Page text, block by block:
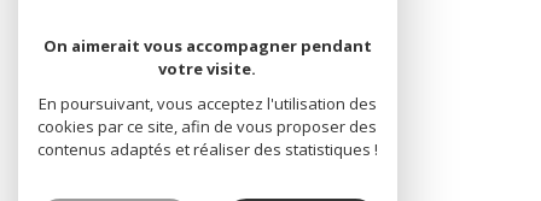
On aimerait vous accompagner pendant
votre visite.
En poursuivant, vous acceptez l'utilisation des
cookies par ce site, afin de vous proposer des
contenus adaptés et réaliser des statistiques !